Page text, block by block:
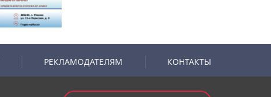
РЕКЛАМОДАТЕЛЯМ КОНТАКТЫ